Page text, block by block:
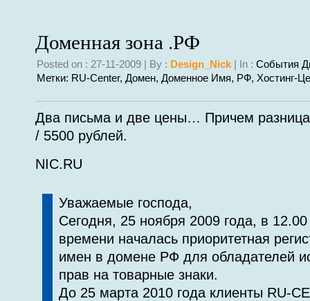
Доменная зона .РФ
Posted on : 27-11-2009 | By : Design_Nick | In : События
Метки: RU-Center, Домен, Доменное Имя, РФ, Хостинг-
Два письма и две цены… Причем
/ 5500 рублей.
NIC.RU
Уважаемые господа,
Сегодня, 25 ноября 2009 года, в
времени началась приоритетная
имен в домене РФ для обладателей
прав на товарные знаки.
До 25 марта 2010 года клиенты RU-